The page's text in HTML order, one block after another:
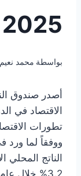
2025
بواسطة محمد نعيم
أصدر صندوق
الاقتصاد في
تطورات
ووفقاً لما ورد
الناتج المحلي